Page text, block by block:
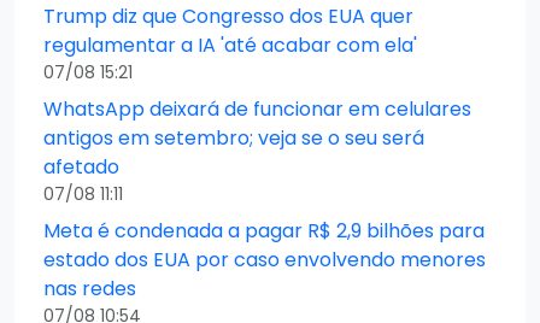
Trump diz que Congresso dos EUA quer
regulamentar a IA 'até acabar com ela'
07/08 15:21
WhatsApp deixará de funcionar em celulares
antigos em setembro; veja se o seu será
afetado
07/08 11:11
Meta é condenada a pagar R$ 2,9 bilhões para
estado dos EUA por caso envolvendo menores
nas redes
07/08 10:54